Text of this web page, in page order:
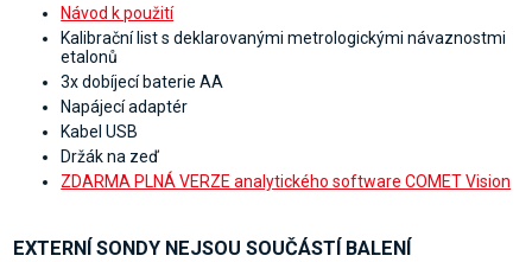
Návod k použití
Kalibrační list s deklarovanými metrologickými návaznostmi
etalonů
3x dobíjecí baterie AA
Napájecí adaptér
Kabel USB
Držák na zeď
ZDARMA PLNÁ VERZE analytického software COMET Vision
EXTERNÍ SONDY NEJSOU SOUČÁSTÍ BALENÍ